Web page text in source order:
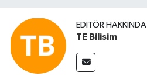
EDITÖR HAKKINDA
TE Bilisim